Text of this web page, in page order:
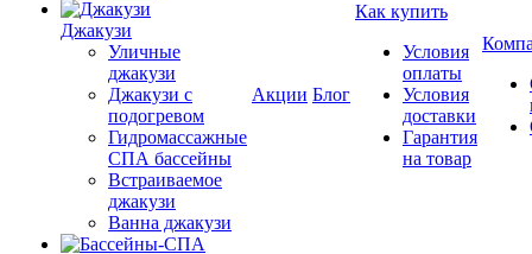
Джакузи
Уличные
джакузи
Джакузи с
подогревом
Гидромассажные
СПА бассейны
Встраиваемое
джакузи
Ванна джакузи
Акции Блог
Как купить
Условия
оплаты
Условия
доставки
Гарантия
на товар